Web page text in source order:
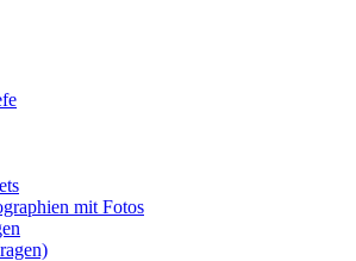
mit Fotos